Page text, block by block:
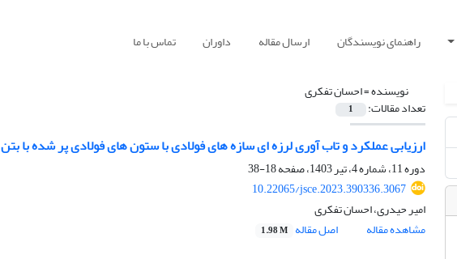
راهنمای نویسندگان ارسال مقاله داوران تماس با ما
نویسنده =احسان تفکری
تعداد مقالات: 1
ارزیابی عملکرد و تاب آوری لرزه ای سازه های فولادی با ستون های فولادی پر شده با بتن
دوره 11، شماره 4، تیر 1403، صفحه
18-38
10.22065/jsce.2023.390336.3067
امیر حیدری، احسان تفکری
مشاهده مقاله
اصل مقاله 1.98 M